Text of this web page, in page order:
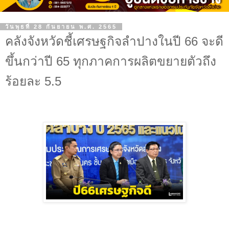
วันพุธที่ 28 กันยายน พ.ศ. 2565
คลังจังหวัดชี้เศรษฐกิจลำปางในปี 66 จะดี
ขึ้นกว่าปี 65 ทุกภาคการผลิตขยายตัวถึง
ร้อยละ 5.5